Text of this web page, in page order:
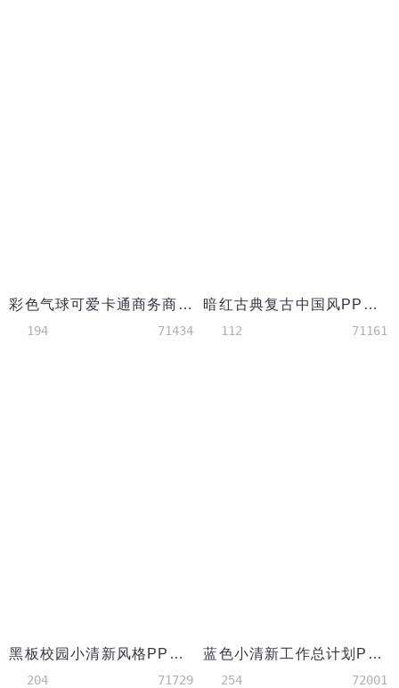
彩色气球可爱卡通商务商业PPT背景模板
194 71434
暗红古典复古中国风PPT模板素材
112 71161
黑板校园小清新风格PPT背景模板
204 71729
蓝色小清新工作总计划PPT背景
254 72001